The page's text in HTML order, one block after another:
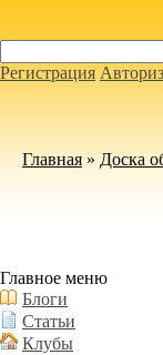
Регистрация
Главная » Доска
Главное меню
Блоги
Статьи
Клубы